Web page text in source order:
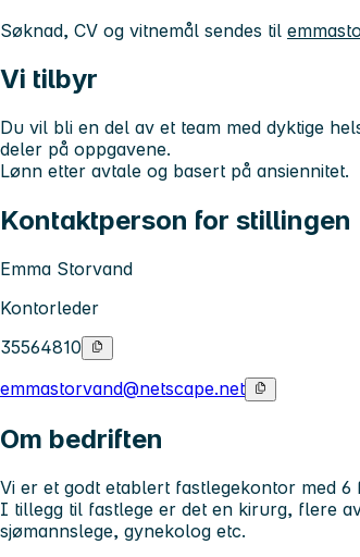
Søknad, CV og vitnemål sendes til
Vi tilbyr
Du vil bli en del av et team med dyktige
deler på oppgavene.
Lønn etter avtale og basert på ansiennitet.
Kontaktperson for stillingen
Emma Storvand
Kontorleder
35564810
emmastorvand@netscape.net
Om bedriften
Vi er et godt etablert fastlegekontor med
I tillegg til fastlege er det en kirurg, flere
sjømannslege, gynekolog etc.